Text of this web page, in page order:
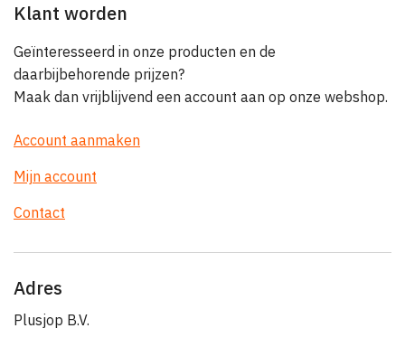
Klant worden
Geïnteresseerd in onze producten en de
daarbijbehorende prijzen?
Maak dan vrijblijvend een account aan op onze webshop.
Account aanmaken
Mijn account
Contact
Adres
Plusjop B.V.